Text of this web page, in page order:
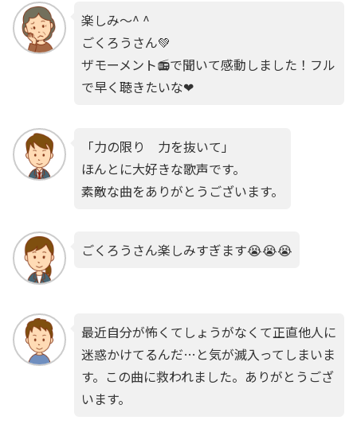
楽しみ〜^ ^
ごくろうさん💚
ザモーメント📻で聞いて感動しました！フル
で早く聴きたいな❤
「力の限り 力を抜いて」
ほんとに大好きな歌声です。
素敵な曲をありがとうございます。
ごくろうさん楽しみすぎます😭😭😭
最近自分が怖くてしょうがなくて正直他人に
迷惑かけてるんだ…と気が滅入ってしまいま
す。この曲に救われました。ありがとうござ
います。